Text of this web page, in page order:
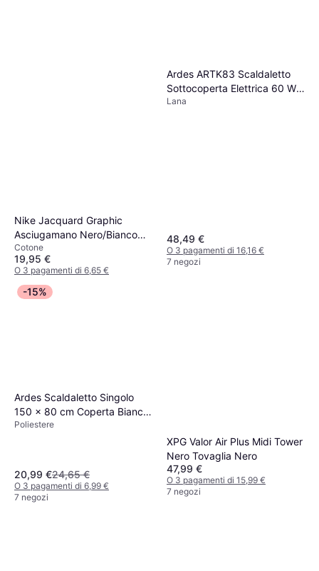
Nike Jacquard Graphic
Asciugamano Nero/Bianco
Asciugamano Nero
Cotone
19,95 €
O 3 pagamenti di 6,65 €
Ardes ARTK83 Scaldaletto
Sottocoperta Elettrica 60 W
Beige Coperta Beige
Lana
48,49 €
O 3 pagamenti di 16,16 €
7 negozi
-15%
Ardes Scaldaletto Singolo
150 x 80 cm Coperta Bianco
(150x)
Poliestere
20,99 €24,65 €
O 3 pagamenti di 6,99 €
7 negozi
XPG Valor Air Plus Midi Tower
Nero Tovaglia Nero
47,99 €
O 3 pagamenti di 15,99 €
7 negozi